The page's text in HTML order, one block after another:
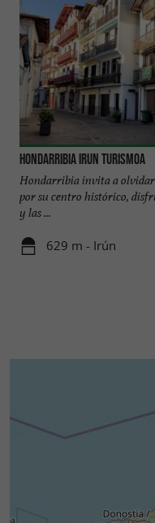
Hondarribia Irun Turismoa
Hondarribia invita a
por su centro histórico,
y las ...
629 m - Irún